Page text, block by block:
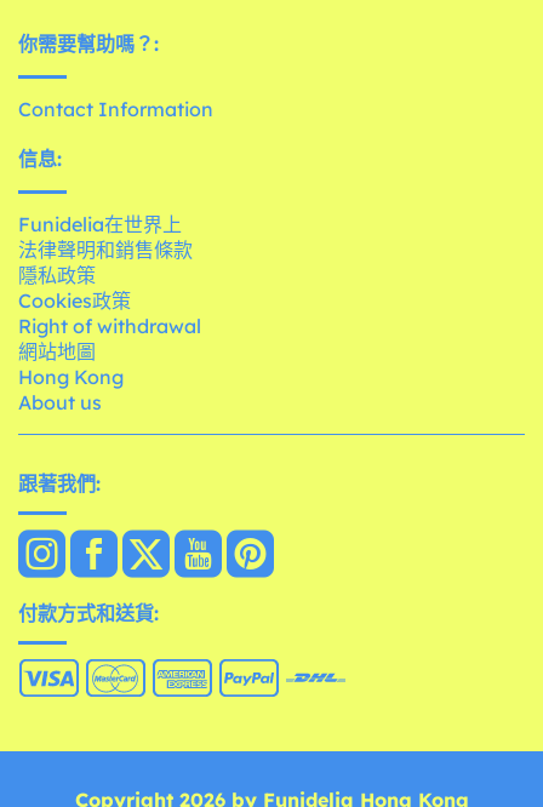
你需要幫助嗎？:
Contact Information
信息:
Funidelia在世界上
法律聲明和銷售條款
隱私政策
Cookies政策
Right of withdrawal
網站地圖
Hong Kong
About us
跟著我們:
付款方式和送貨:
Copyright 2026 by Funidelia Hong Kong